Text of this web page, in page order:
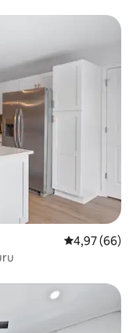
arasında
5 üzerinden
4,97 (66)
arasında